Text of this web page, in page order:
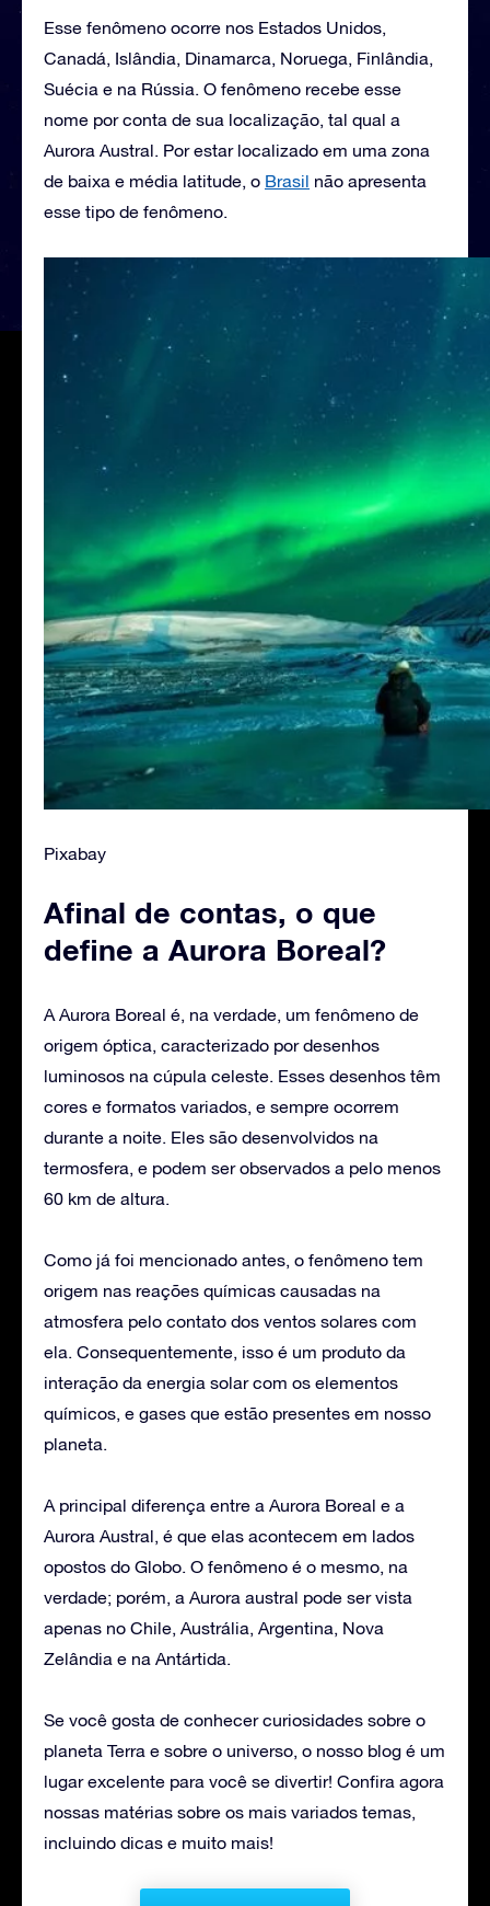
Esse fenômeno ocorre nos Estados Unidos,
Canadá, Islândia, Dinamarca, Noruega, Finlândia,
Suécia e na Rússia. O fenômeno recebe esse
nome por conta de sua localização, tal qual a
Aurora Austral. Por estar localizado em uma zona
de baixa e média latitude, o Brasil não apresenta
esse tipo de fenômeno.
Pixabay
Afinal de contas, o que
define a Aurora Boreal?
A Aurora Boreal é, na verdade, um fenômeno de
origem óptica, caracterizado por desenhos
luminosos na cúpula celeste. Esses desenhos têm
cores e formatos variados, e sempre ocorrem
durante a noite. Eles são desenvolvidos na
termosfera, e podem ser observados a pelo menos
60 km de altura.
Como já foi mencionado antes, o fenômeno tem
origem nas reações químicas causadas na
atmosfera pelo contato dos ventos solares com
ela. Consequentemente, isso é um produto da
interação da energia solar com os elementos
químicos, e gases que estão presentes em nosso
planeta.
A principal diferença entre a Aurora Boreal e a
Aurora Austral, é que elas acontecem em lados
opostos do Globo. O fenômeno é o mesmo, na
verdade; porém, a Aurora austral pode ser vista
apenas no Chile, Austrália, Argentina, Nova
Zelândia e na Antártida.
Se você gosta de conhecer curiosidades sobre o
planeta Terra e sobre o universo, o nosso blog é um
lugar excelente para você se divertir! Confira agora
nossas matérias sobre os mais variados temas,
incluindo dicas e muito mais!